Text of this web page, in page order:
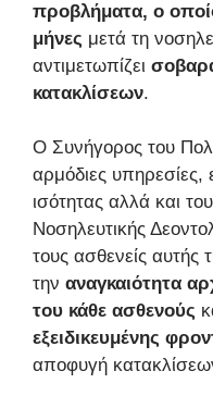
προβλήματα, ο
μήνες μετά τη
αντιμετωπίζει
κατακλίσεων.
Ο Συνήγορος του
αρμόδιες υπηρεσίες,
ισότητας αλλά και
Νοσηλευτικής
τους ασθενείς αυτής
την αναγκαιότητα
του κάθε ασθενούς
εξειδικευμένης
αποφυγή